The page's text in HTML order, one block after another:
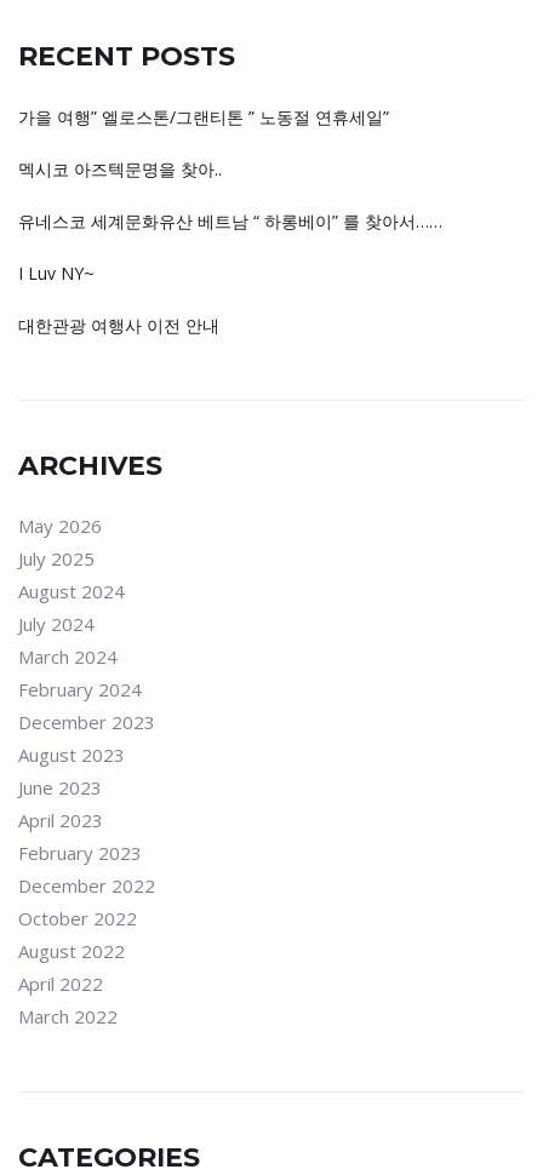
RECENT POSTS
가을 여행” 엘로스톤/그랜티톤 ” 노동절 연휴세일”
멕시코 아즈텍문명을 찾아..
유네스코 세계문화유산 베트남 “ 하롱베이” 를 찾아서……
I Luv NY~
대한관광 여행사 이전 안내
ARCHIVES
May 2026
July 2025
August 2024
July 2024
March 2024
February 2024
December 2023
August 2023
June 2023
April 2023
February 2023
December 2022
October 2022
August 2022
April 2022
March 2022
CATEGORIES